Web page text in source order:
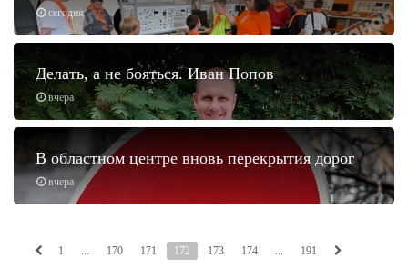
сегодня
вчера
Делать, а не бояться. Иван Попов
вчера
В областном центре вновь перекрытия дорог
1 ... 170 171 172 173 174 ... 191